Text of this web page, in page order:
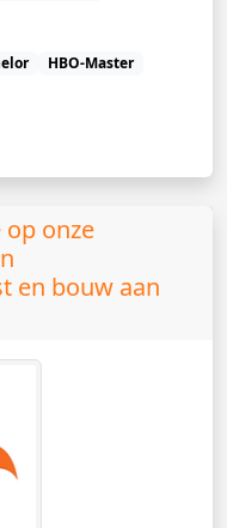
HBO-Master
onze
en bouw aan